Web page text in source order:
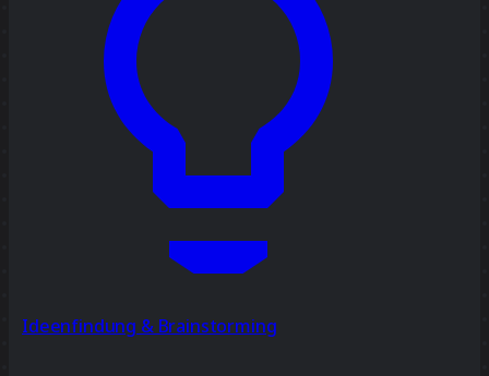
Ideenfindung & Brainstorming